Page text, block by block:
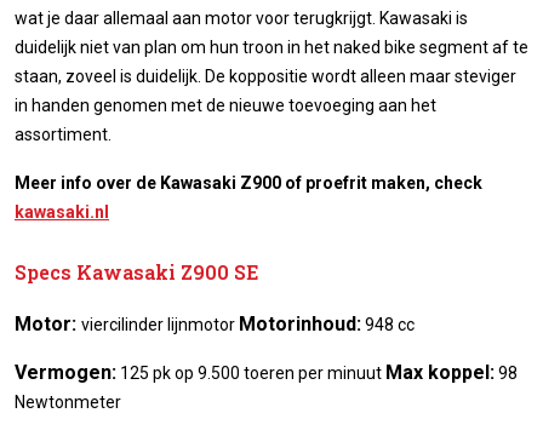
wat je daar allemaal aan motor voor terugkrijgt. Kawasaki is
duidelijk niet van plan om hun troon in het naked bike segment af te
staan, zoveel is duidelijk. De koppositie wordt alleen maar steviger
in handen genomen met de nieuwe toevoeging aan het
assortiment.
Meer info over de Kawasaki Z900 of proefrit maken, check
kawasaki.nl
Specs Kawasaki Z900 SE
Motor: viercilinder lijnmotor Motorinhoud:948 cc
Vermogen: 125 pk op 9.500 toeren per minuut Max koppel:98
Newtonmeter